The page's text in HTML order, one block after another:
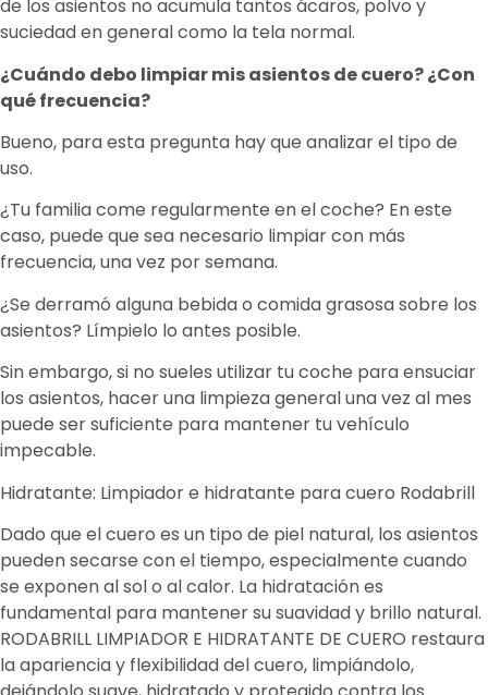
de los asientos no acumula tantos ácaros, polvo y
suciedad en general como la tela normal.
¿Cuándo debo limpiar mis asientos de cuero? ¿Con
qué frecuencia?
Bueno, para esta pregunta hay que analizar el tipo de
uso.
¿Tu familia come regularmente en el coche? En este
caso, puede que sea necesario limpiar con más
frecuencia, una vez por semana.
¿Se derramó alguna bebida o comida grasosa sobre los
asientos? Límpielo lo antes posible.
Sin embargo, si no sueles utilizar tu coche para ensuciar
los asientos, hacer una limpieza general una vez al mes
puede ser suficiente para mantener tu vehículo
impecable.
Hidratante: Limpiador e hidratante para cuero Rodabrill
Dado que el cuero es un tipo de piel natural, los asientos
pueden secarse con el tiempo, especialmente cuando
se exponen al sol o al calor. La hidratación es
fundamental para mantener su suavidad y brillo natural.
RODABRILL LIMPIADOR E HIDRATANTE DE CUERO restaura
la apariencia y flexibilidad del cuero, limpiándolo,